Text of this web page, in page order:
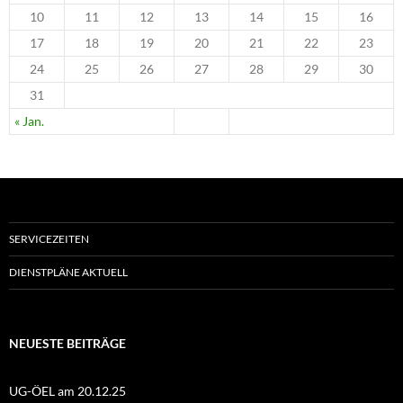
« Jan.
10
11 12 13 14 15
16
17
18 19 20 21 22
23
24
25 26 27 28 29
30
31
SERVICEZEITEN
DIENSTPLÄNE AKTUELL
NEUESTE BEITRÄGE
UG-ÖEL am 20.12.25